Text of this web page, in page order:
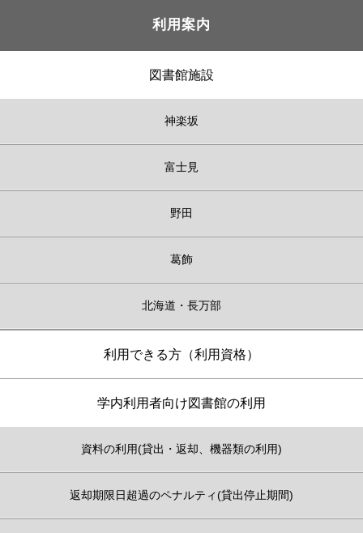
利用案内
図書館施設
神楽坂
富士見
野田
葛飾
北海道・長万部
利用できる方（利用資格）
学内利用者向け図書館の利用
資料の利用(貸出・返却、機器類の利用)
返却期限日超過のペナルティ(貸出停止期間)